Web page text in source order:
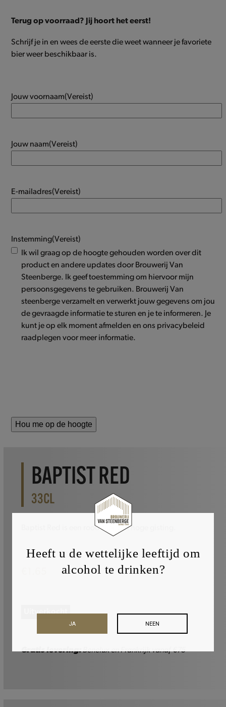
Terug op voorraad? Jij hoort het eerst!
Schrijf je in en wees de eerste die weet wanneer je favoriete
bier weer beschikbaar is.
Jouw voornaam(Vereist)
Jouw naam(Vereist)
E-mailadres(Vereist)
Instemming(Vereist)
Ik wil graag op de hoogte gehouden worden over dit
product en andere updates door Brouwerij Van
Steenberge. Ik geef toestemming om hiervoor mijn
persoonsgegevens te gebruiken. Brouwerij Van
steenberge verzamelt en verwerkt jouw gegevens om jou
de gevraagde informatie te sturen en je te informeren. Je
kunt je op elk moment afmelden en ons privacybeleid
raadplegen voor meer informatie.
Hou me op de hoogte
BAPTIST RED
33CL
Baptist Red is een rood bier van hoge gisting.
Uitverkocht
Gratis levering:Benelux en Frankrijk vanaf €75
Heeft u de wettelijke leeftijd om
alcohol te drinken?
NEEN
JA